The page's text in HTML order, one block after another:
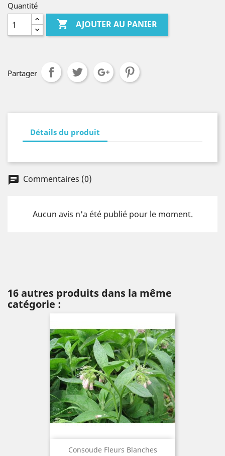
Quantité
 AJOUTER AU PANIER
Partager
Détails du produit
chat Commentaires (0)
Aucun avis n'a été publié pour le moment.
16 autres produits dans la même
catégorie :
Consoude Fleurs Blanches